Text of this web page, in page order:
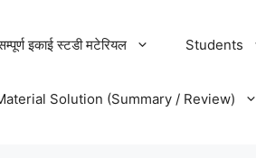
इकाई स्टडी मटेरियल Students
Solution (Summary / Review)